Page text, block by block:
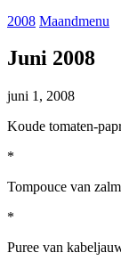
2008 Maandmenu
Juni 2008
juni 1, 2008
Koude tomaten-
*
Tompouce van
*
Puree van